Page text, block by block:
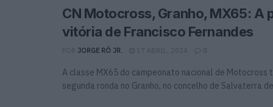
CN Motocross, Granho, MX65: A
vitória de Francisco Fernandes
JORGE RÓ JR. 17 ABRIL, 2024 0
A classe MX65 do campeonato nacional de Motocross
segunda ronda no Granho, no concelho de Salvaterra de